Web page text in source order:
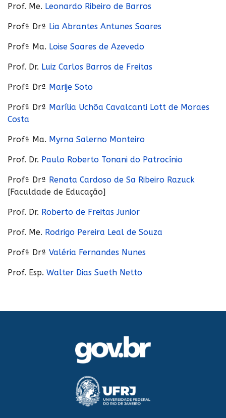
Prof. Me. Leonardo Ribeiro de Barros
Profª Drª Lia Abrantes Antunes Soares
Profª Ma. Loise Soares de Azevedo
Prof. Dr. Luiz Carlos Barros de Freitas
Profª Drª Marije Soto
Profª Drª Marília Uchôa Cavalcanti Lott de Moraes
Costa
Profª Ma. Myrna Salerno Monteiro
Prof. Dr. Paulo Roberto Tonani do Patrocínio
Profª Drª Renata Cardoso de Sa Ribeiro Razuck
[Faculdade de Educação]
Prof. Dr. Roberto de Freitas Junior
Prof. Me. Rodrigo Pereira Leal de Souza
Profª Drª Valéria Fernandes Nunes
Prof. Esp. Walter Dias Sueth Netto